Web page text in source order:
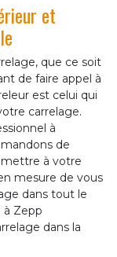
et
que ce soit
de faire appel à
est celui qui
carrelage.
à
de
à votre
mesure de vous
dans tout le
à Zepp
dans la